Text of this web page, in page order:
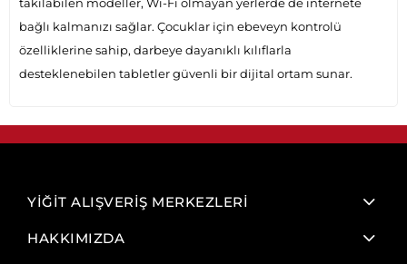
bağlı kalmanızı sağlar. Çocuklar için ebeveyn kontrolü
özelliklerine sahip, darbeye dayanıklı kılıflarla
desteklenebilen tabletler güvenli bir dijital ortam sunar.
YİĞİT ALIŞVERİŞ MERKEZLERİ
HAKKIMIZDA